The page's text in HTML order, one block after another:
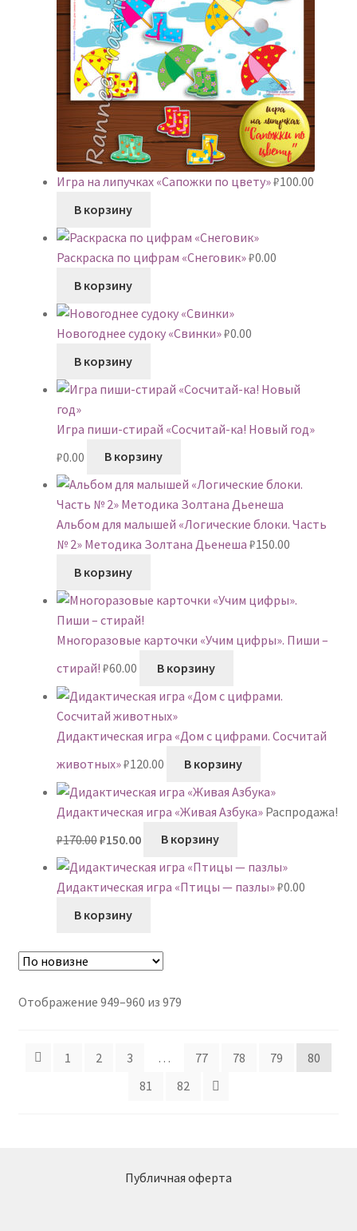
Игра на липучках «Сапожки по цвету»₽100.00
В корзину
Раскраска по цифрам «Снеговик»₽0.00
В корзину
Новогоднее судоку «Свинки»₽0.00
В корзину
Игра пиши-стирай «Сосчитай-ка! Новый год»
₽0.00 В корзину
Альбом для малышей «Логические блоки. Часть
№ 2» Методика Золтана Дьенеша ₽150.00
В корзину
Многоразовые карточки «Учим цифры». Пиши –
стирай! ₽60.00 В корзину
Дидактическая игра «Дом с цифрами. Сосчитай
животных»₽120.00 В корзину
Дидактическая игра «Живая Азбука» Распродажа!
₽170.00
составляла
₽170.00.
₽150.00
₽150.00.
В корзину
Дидактическая игра «Птицы — пазлы»₽0.00
В корзину
Отображение 949–960 из 979Сортировка:
1
2 3 … 77 78 79
80
81
82
Публичная оферта